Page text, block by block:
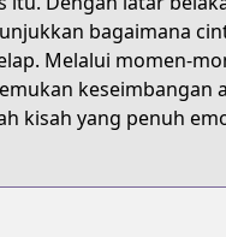
the-exorcist-fall-
bagaimana
Melalui momen-
keseimbangan
kisah yang penuh